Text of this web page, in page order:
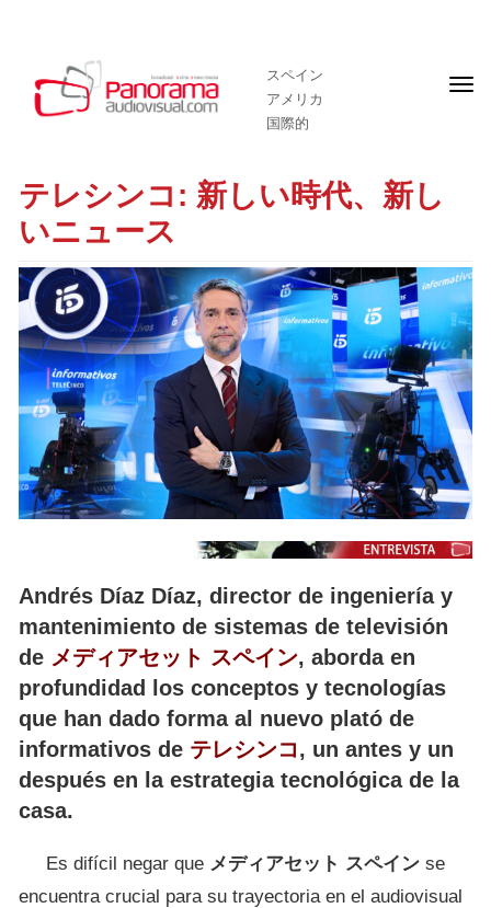
スペイン
アメリカ
国際的
フ
テレシンコ: 新しい時代、新し
いニュース
Andrés Díaz Díaz, director de ingeniería y
mantenimiento de sistemas de televisión
de メディアセット スペイン, aborda en
profundidad los conceptos y tecnologías
que han dado forma al nuevo plató de
informativos de テレシンコ, un antes y un
después en la estrategia tecnológica de la
casa.
Es difícil negar que メディアセット スペイン se
encuentra crucial para su trayectoria en el audiovisual